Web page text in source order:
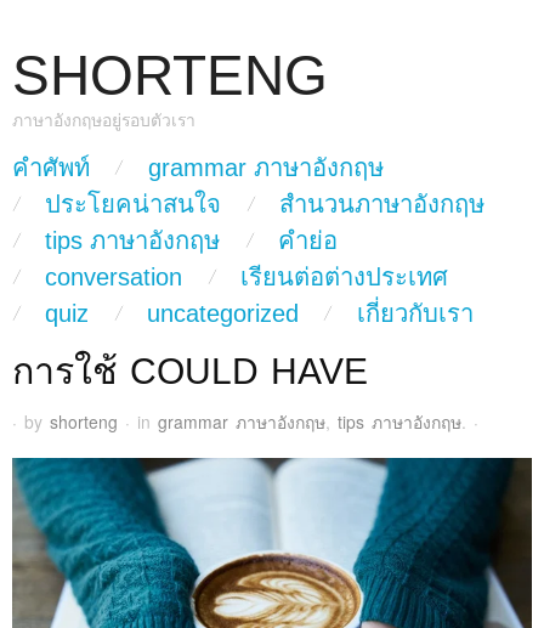
SHORTENG
ภาษาอังกฤษอยู่รอบตัวเรา
Main Menu
skip to content
คำศัพท์
grammar ภาษาอังกฤษ
ประโยคน่าสนใจ
สำนวนภาษาอังกฤษ
tips ภาษาอังกฤษ
คำย่อ
conversation
เรียนต่อต่างประเทศ
quiz
uncategorized เกี่ยวกับเรา
การใช้ COULD HAVE
· by shorteng · in grammar ภาษาอังกฤษ, tips ภาษาอังกฤษ. ·